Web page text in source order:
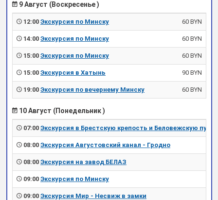
9 Август (Воскресенье )
12:00 Экскурсия по Минску 60 BYN
14:00 Экскурсия по Минску 60 BYN
15:00 Экскурсия по Минску 60 BYN
15:00 Экскурсия в Хатынь 90 BYN
19:00 Экскурсия по вечернему Минску 60 BYN
10 Август (Понедельник )
07:00 Экскурсия в Брестскую крепость и Беловежскую пущу
08:00 Экскурсия Августовский канал - Гродно
08:00 Экскурсия на завод БЕЛАЗ
09:00 Экскурсия по Минску
09:00 Экскурсия Мир - Несвиж в замки